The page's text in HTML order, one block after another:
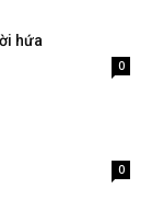
hứa
0
0